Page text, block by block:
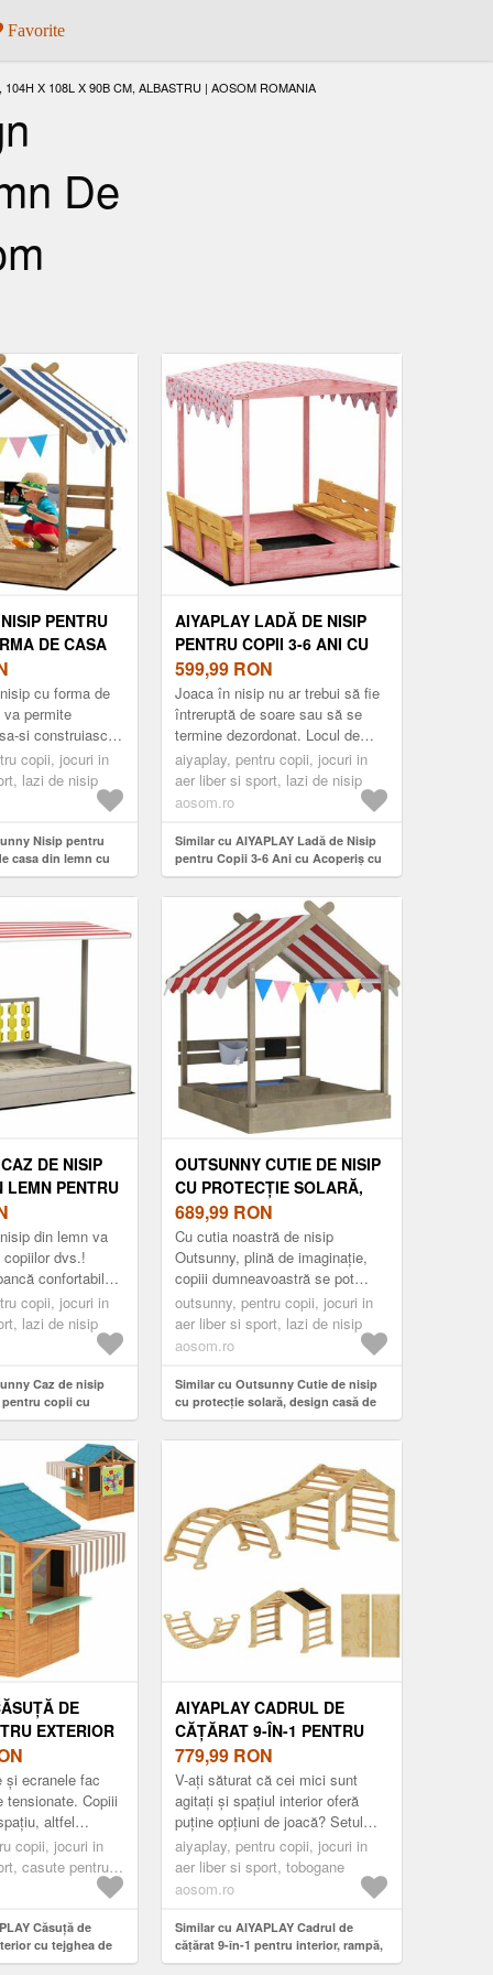
Favorite
X 108L X 90B CM, ALBASTRU | AOSOM ROMANIA
De
PENTRU
DE CASA
COPERTINA 2
TABLA
CM NEGRU |
cu forma de
permite
si construiasca
viselor sale.
dubl...
copii, jocuri in
lazi de nisip
Nisip pentru
casa din lemn cu
chiuveta tabla
negru | Aosom
AIYAPLAY LADĂ DE NISIP
PENTRU COPII 3-6 ANI CU
ACOPERIȘ CU FLAMINGO,
SCAUNE PLIABILE, CAPAC
ȘI HUSĂ INCLUSE, LADĂ DE
JOACĂ DIN LEMN DE BRAD,
134, 5X127, 5X130 CM, ROZ |
AOSOM ROMANIA
599,99 RON
Joaca în nisip nu ar trebui să fie
întreruptă de soare sau să se
termine dezordonat. Locul de
joacă din lemn AIYAPLAY cu
capac și acoperiș cu impri...
aiyaplay, pentru copii, jocuri in
aer liber si sport, lazi de nisip
aosom.ro
Similar cu AIYAPLAY Ladă de Nisip
pentru Copii 3-6 Ani cu Acoperiș cu
Flamingo, Scaune Pliabile, Capac și
Husă Incluse, Ladă de Joacă din
Lemn de Brad, 134, 5x127, 5x130 cm,
Roz | Aosom Romania
DE NISIP
LEMN PENTRU
ACOPERIȘ
ȘI
113 X 110 CM
ROMANIA
din lemn va
dvs.!
confortabilă
a juca în
de nisip est...
copii, jocuri in
lazi de nisip
Caz de nisip
copii cu
tablou și
x 110 cm gri | Aosom
OUTSUNNY CUTIE DE NISIP
CU PROTECȚIE SOLARĂ,
DESIGN CASĂ DE JOACĂ,
CU SET DE JUCĂRII, LEMN
MASIV TRATAT, 124 X 116 X
146 CM, GRI | AOSOM
ROMANIA
689,99 RON
Cu cutia noastră de nisip
Outsunny, plină de imaginație,
copiii dumneavoastră se pot
bucura în aer liber de jocuri
creative cu nisip, în timp ce su...
outsunny, pentru copii, jocuri in
aer liber si sport, lazi de nisip
aosom.ro
Similar cu Outsunny Cutie de nisip
cu protecție solară, design casă de
joacă, cu set de jucării, lemn masiv
tratat, 124 x 116 x 146 cm, Gri |
DE
EXTERIOR
DE VÂNZARE,
PLANTE,
ȚINTĂ, 4
X 141, 5 CM
| AOSOM
și ecranele fac
tensionate. Copiii
altfel
în
î...
copii, jocuri in
casute pentru
Căsuță de
cu tejghea de
pentru plante, tablă
AIYAPLAY CADRUL DE
CĂȚĂRAT 9-ÎN-1 PENTRU
INTERIOR, RAMPĂ,
TOBOGAN, SCARĂ, TABLĂ
DE SCRIS, PENTRU COPII
MICI, LEMN | AOSOM
ROMANIA
779,99 RON
V-ați săturat că cei mici sunt
agitați și spațiul interior oferă
puține opțiuni de joacă? Setul
AIYAPLAY de cadrul pentru
cățărat este soluția: reu...
aiyaplay, pentru copii, jocuri in
aer liber si sport, tobogane
aosom.ro
Similar cu AIYAPLAY Cadrul de
cățărat 9-în-1 pentru interior, rampă,
tobogan, scară, tablă de scris,